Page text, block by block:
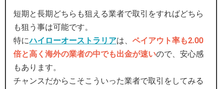
短期と長期どちらも狙える業者で取引をすればどちら
も狙う事は可能です。
特にハイローオーストラリアは、 ペイアウト率も2.00
倍と高く海外の業者の中でも出金が速いので、安心感
もあります。
チャンスだからこそこういった業者で取引をしてみる